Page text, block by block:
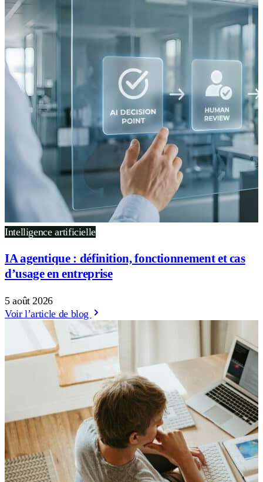
Intelligence artificielle
IA agentique : définition, fonctionnement et cas
d’usage en entreprise
5 août 2026
Voir l’article de blog